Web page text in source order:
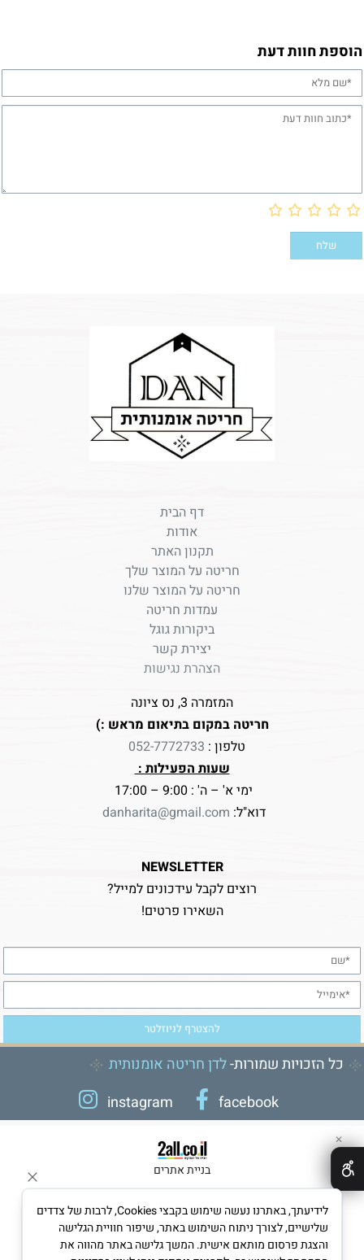
הוספת חוות דעת
דף הבית
אודות
תקנון האתר
חריטה על המוצר שלך
חריטה על המוצר שלנו
עמדות חריטה
ביקורות גוגל
יצירת קשר
הצהרת נגישות
המזמרה 3, נס ציונה
חריטה במקום בתיאום מראש :)
טלפון : 052-7772733
שעות הפעילות :
ימי א' – ה' : 9:00 – 17:00
דוא"ל: danharita@gmail.com
NEWSLETTER
רוצים לקבל עידכונים למייל?
השאירו פרטים!
כל הזכויות שמורות-לדן חריטה אומנותית
instagram
facebook
בניית אתרים
✕
לידיעתך, באתרנו נעשה שימוש בקבצי Cookies, לרבות של צדדים
שלישיים, לצורך ניתוח השימוש באתר, שיפור חוויית הגלישה
והצגת פרסום מותאם אישית. המשך גלישה באתר מהווה את